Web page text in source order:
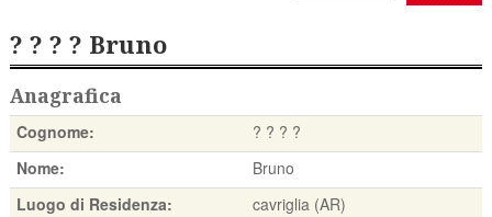
? ? ? ? Bruno
Anagrafica
Cognome:
? ? ? ?
Nome:
Bruno
Luogo di Residenza:
cavriglia (AR)